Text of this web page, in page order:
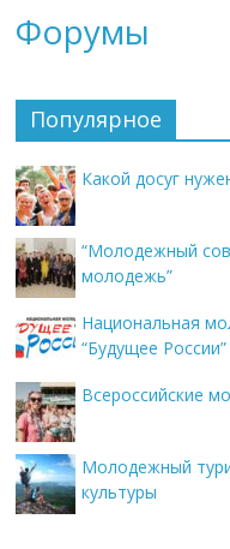
Форумы
Популярное
Какой досуг
“Молодежный
молодежь”
Национальная
“Будущее России”
Всероссийские
Молодежный
культуры